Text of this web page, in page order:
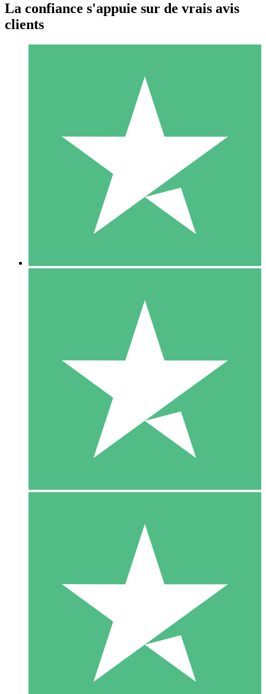
Packs de Crédits Individuels
Payez à l'utilisation avec des crédits de téléchargement. Sans
1 Téléchargement
10 00
10 Téléchargements
20 00
La confiance s'appuie sur de vrais avis
clients